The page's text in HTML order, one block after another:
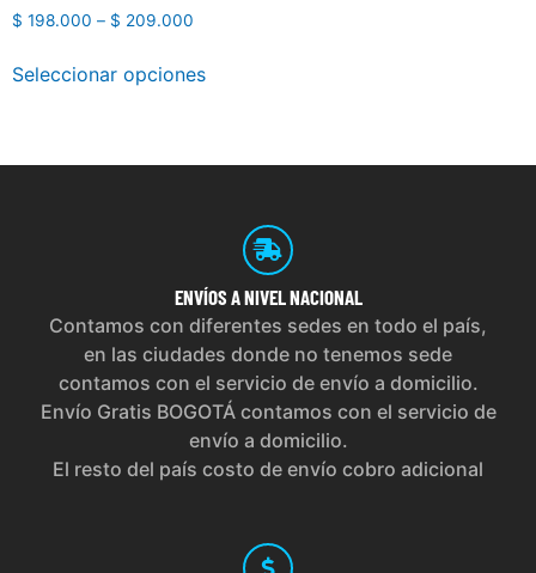
$ 198.000 – $ 209.000
Seleccionar opciones
ENVÍOS A NIVEL NACIONAL
Contamos con diferentes sedes en todo el país,
en las ciudades donde no tenemos sede
contamos con el servicio de envío a domicilio.
Envío Gratis BOGOTÁ contamos con el servicio de
envío a domicilio.
El resto del país costo de envío cobro adicional